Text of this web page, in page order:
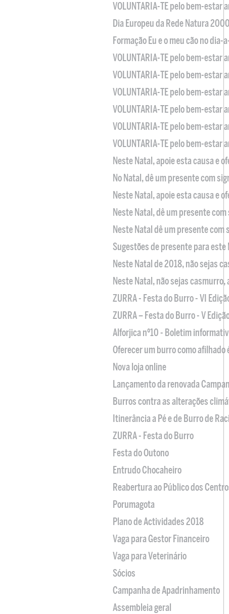
VOLUNTARIA-TE pelo bem-estar
Dia Europeu da Rede Natura 2000
Formação Eu e o meu cão no dia-
VOLUNTARIA-TE pelo bem-estar
VOLUNTARIA-TE pelo bem-estar
VOLUNTARIA-TE pelo bem-estar
VOLUNTARIA-TE pelo bem-estar
VOLUNTARIA-TE pelo bem-estar
VOLUNTARIA-TE pelo bem-estar
Neste Natal, apoie esta causa e
No Natal, dê um presente com
Neste Natal, apoie esta causa e
Neste Natal, dê um presente
Neste Natal dê um presente
Sugestões de presente para este
Neste Natal de 2018, não sejas
Neste Natal, não sejas
ZURRA - Festa do Burro - VI
ZURRA – Festa do Burro - V
Alforjica nº10 - Boletim
Oferecer um burro como
Nova loja online
Lançamento da renovada
Burros contra as alterações
Itinerância a Pé e de Burro de
ZURRA - Festa do Burro
Festa do Outono
Entrudo Chocaheiro
Reabertura ao Público dos
Porumagota
Plano de Actividades 2018
Vaga para Gestor Financeiro
Vaga para Veterinário
Sócios
Campanha de Apadrinhamento
Assembleia geral